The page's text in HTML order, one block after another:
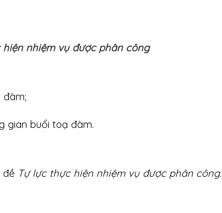
hiện nhiệm vụ được phân công
đàm;
gian buổi toạ đàm.
đề Tự lực thực hiện nhiệm vụ được phân công.